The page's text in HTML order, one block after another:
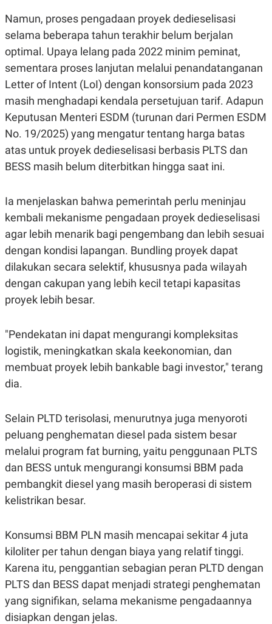
M
Y
E
.
I
D
L
A
N
G
A
N
A
C
E
T
K
I
N
R
J
A
E
I
T
E
E
P
P
R
A
D
E
T
I
I
G
G
M
E
D
I
A
.
SITEMAPPROFILETERM
USE
PEDOMAN
PEMBERITAAN
SIBER
POLICY
Namun, proses pengadaan proyek dedieselisasi
selama beberapa tahun terakhir belum berjalan
optimal. Upaya lelang pada 2022 minim peminat,
sementara proses lanjutan melalui penandatanganan
Letter of Intent (LoI) dengan konsorsium pada 2023
masih menghadapi kendala persetujuan tarif. Adapun
Keputusan Menteri ESDM (turunan dari Permen ESDM
No. 19/2025) yang mengatur tentang harga batas
atas untuk proyek dedieselisasi berbasis PLTS dan
BESS masih belum diterbitkan hingga saat ini.
Ia menjelaskan bahwa pemerintah perlu meninjau
kembali mekanisme pengadaan proyek dedieselisasi
agar lebih menarik bagi pengembang dan lebih sesuai
dengan kondisi lapangan. Bundling proyek dapat
dilakukan secara selektif, khususnya pada wilayah
dengan cakupan yang lebih kecil tetapi kapasitas
proyek lebih besar.
"Pendekatan ini dapat mengurangi kompleksitas
logistik, meningkatkan skala keekonomian, dan
membuat proyek lebih bankable bagi investor," terang
dia.
Selain PLTD terisolasi, menurutnya juga menyoroti
peluang penghematan diesel pada sistem besar
melalui program fat burning, yaitu penggunaan PLTS
dan BESS untuk mengurangi konsumsi BBM pada
pembangkit diesel yang masih beroperasi di sistem
kelistrikan besar.
Konsumsi BBM PLN masih mencapai sekitar 4 juta
kiloliter per tahun dengan biaya yang relatif tinggi.
Karena itu, penggantian sebagian peran PLTD dengan
PLTS dan BESS dapat menjadi strategi penghematan
yang signifikan, selama mekanisme pengadaannya
disiapkan dengan jelas.